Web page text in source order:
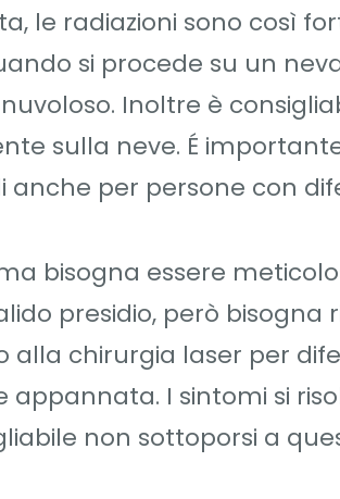
le radiazioni sono così
si procede su un
Inoltre è
sulla neve. É
anche per persone con
bisogna essere
presidio, però bisogna
alla chirurgia laser per
I sintomi si
non sottoporsi a